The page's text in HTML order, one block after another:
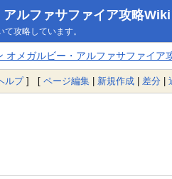
ルファサファイア攻略Wiki
攻略しています。
オメガルビー・アルファサファイア
ルプ] [ ページ編集 | 新規作成 | 差分 |